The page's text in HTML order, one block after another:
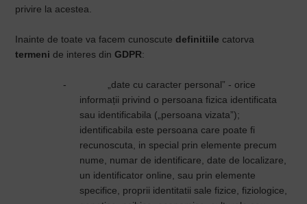
privire la acestea.
Inainte de toate va facem cunoscute definitiile catorva
termeni de interes din GDPR:
-
„date cu caracter personal” - orice
informații privind o persoana fizica identificata
sau identificabila („persoana vizata”);
identificabila este persoana care poate fi
recunoscuta, in special prin elemente precum
nume, numar de identificare, date de localizare,
un identificator online, sau prin elemente
specifice, proprii identitatii sale fizice, fiziologice,